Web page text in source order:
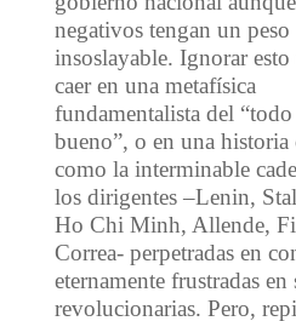
negativos tengan un peso
insoslayable. Ignorar
caer en una metafísica
fundamentalista del
bueno”, o en una historia
como la interminable
los dirigentes –Lenin,
Ho Chi Minh, Allende,
Correa- perpetradas en
eternamente frustradas en
revolucionarias. Pero,